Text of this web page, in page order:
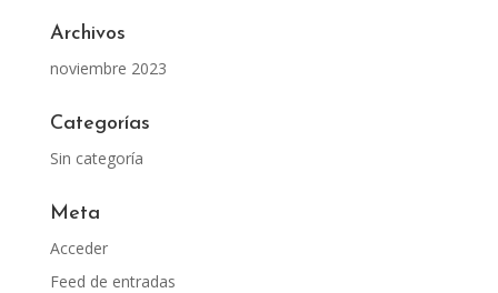
Archivos
noviembre 2023
Categorías
Sin categoría
Meta
Acceder
Feed de entradas